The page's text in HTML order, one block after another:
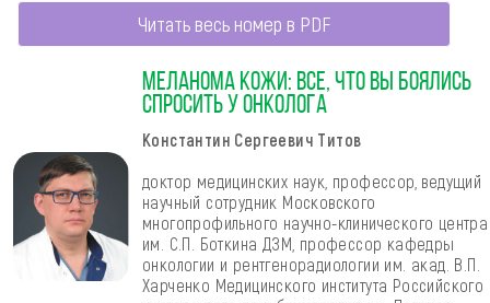
МЕЛАНОМА КОЖИ: ВСЕ, ЧТО ВЫ БОЯЛИСЬ
СПРОСИТЬ У ОНКОЛОГА
Константин Сергеевич Титов
доктор медицинских наук, профессор, ведущий
научный сотрудник Московского
многопрофильного научно-клинического центра
им. С.П. Боткина ДЗМ, профессор кафедры
онкологии и рентгенорадиологии им. акад. В.П.
Харченко Медицинского института Российского
Читать весь номер в PDF